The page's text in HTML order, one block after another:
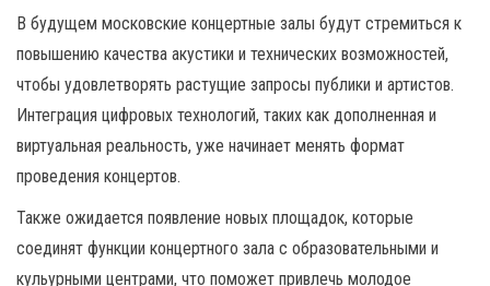
В будущем московские концертные залы будут стремиться к
повышению качества акустики и технических возможностей,
чтобы удовлетворять растущие запросы публики и артистов.
Интеграция цифровых технологий, таких как дополненная и
виртуальная реальность, уже начинает менять формат
проведения концертов.
Также ожидается появление новых площадок, которые
соединят функции концертного зала с образовательными и
кульурными центрами, что поможет привлечь молодое